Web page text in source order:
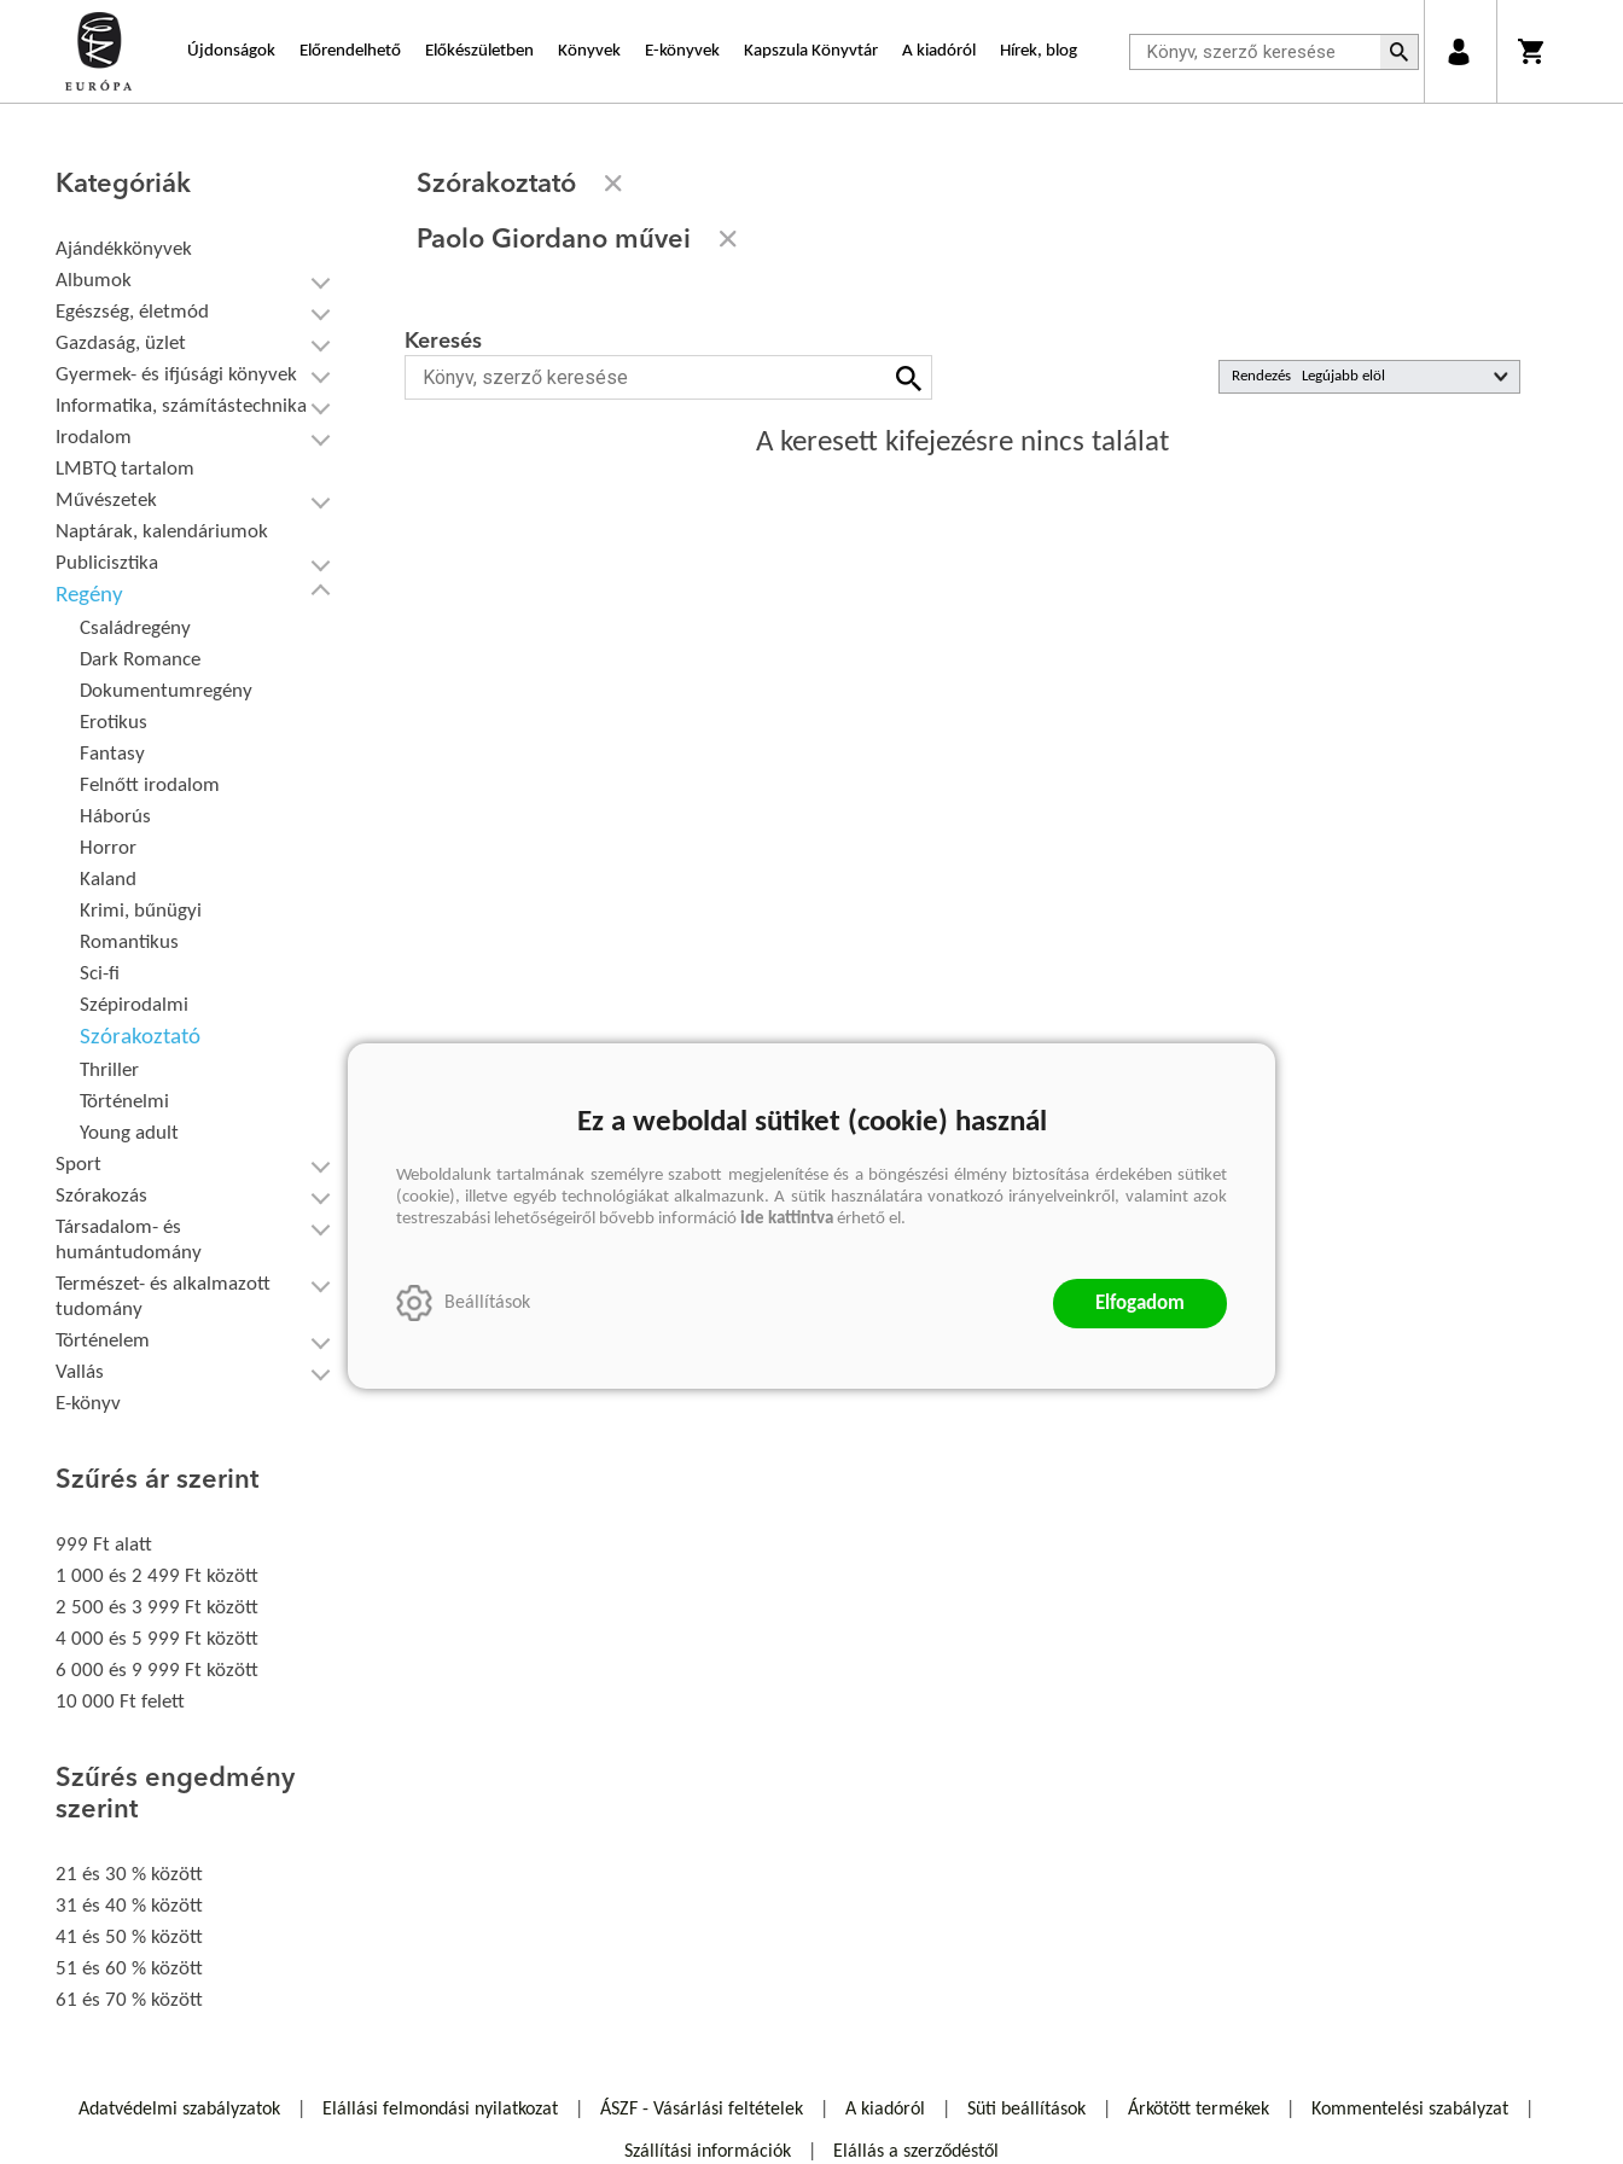
Újdonságok Előrendelhető Előkészületben Könyvek E-könyvek Kapszula Könyvtár A kiadóról Hírek, blog
Kategóriák
Ajándékkönyvek
Albumok
Egészség, életmód
Gazdaság, üzlet
Gyermek- és ifjúsági könyvek
Informatika, számítástechnika
Irodalom
LMBTQ tartalom
Művészetek
Naptárak, kalendáriumok
Publicisztika
Regény
Családregény
Dark Romance
Dokumentumregény
Erotikus
Fantasy
Felnőtt irodalom
Háborús
Horror
Kaland
Krimi, bűnügyi
Romantikus
Sci-fi
Szépirodalmi
Szórakoztató
Thriller
Történelmi
Young adult
Sport
Szórakozás
Társadalom- és
humántudomány
Természet- és alkalmazott
tudomány
Történelem
Vallás
E-könyv
Szűrés ár szerint
999 Ft alatt
1 000 és 2 499 Ft között
2 500 és 3 999 Ft között
4 000 és 5 999 Ft között
6 000 és 9 999 Ft között
10 000 Ft felett
Szűrés engedmény
szerint
21 és 30 % között
31 és 40 % között
41 és 50 % között
51 és 60 % között
61 és 70 % között
Szórakoztató
Paolo Giordano művei
Rendezés
Keresés
A keresett kifejezésre nincs találat
Adatvédelmi szabályzatok Elállási felmondási nyilatkozat ÁSZF - Vásárlási feltételek A kiadóról Süti beállítások Árkötött termékek Kommentelési szabályzat
Szállítási információk Elállás a szerződéstől
Ez a weboldal sütiket (cookie) használ
Weboldalunk tartalmának személyre szabott megjelenítése és a böngészési élmény biztosítása érdekében sütiket
(cookie), illetve egyéb technológiákat alkalmazunk. A sütik használatára vonatkozó irányelveinkről, valamint azok
testreszabási lehetőségeiről bővebb információ ide kattintva érhető el.
Beállítások Elfogadom